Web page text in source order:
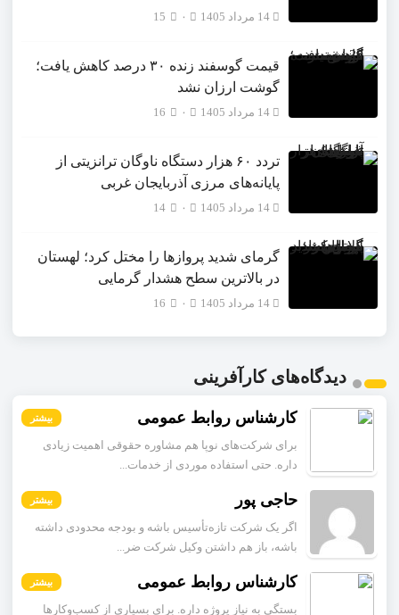
14 مرداد 1405 15
قیمت گوسفند زنده ۳۰ درصد کاهش یافت؛
گوشت ارزان نشد
14 مرداد 1405 16
تردد ۶۰ هزار دستگاه ناوگان ترانزیتی از
پایانه‌های مرزی آذربایجان ‌غربی
14 مرداد 1405 14
گرمای شدید پروازها را مختل کرد؛ لهستان
در بالاترین سطح هشدار گرمایی
14 مرداد 1405 16
دیدگاه‌های کارآفرینی
کارشناس روابط عمومی بیشتر
برای شرکت‌های نوپا هم مشاوره حقوقی اهمیت زیادی
داره. حتی استفاده موردی از خدمات...
حاجی پور بیشتر
اگر یک شرکت تازه‌تأسیس باشه و بودجه محدودی داشته
باشه، باز هم داشتن وکیل شرکت ضر...
کارشناس روابط عمومی بیشتر
بستگی به نیاز پروژه داره. برای بسیاری از کسب‌وکارها